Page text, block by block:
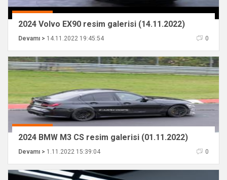
2024 Volvo EX90 resim galerisi (14.11.2022)
Devamı > 14.11.2022 19:45:54 0
2024 BMW M3 CS resim galerisi (01.11.2022)
Devamı > 1.11.2022 15:39:04 0